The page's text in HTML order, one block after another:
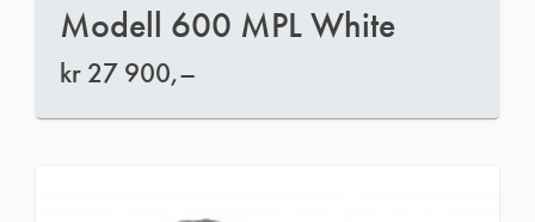
Modell 600 MPL White
kr 27 900,–